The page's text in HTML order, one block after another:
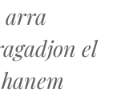
arra
el